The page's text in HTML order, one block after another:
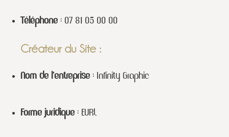
Téléphone : 07 81 05 00 00
Créateur du Site :
Nom de l’entreprise : Infinity Graphic
Forme juridique : EURL